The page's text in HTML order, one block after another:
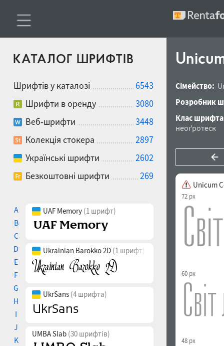
КАТАЛОГ ШРИФТІВ
Шрифтів у каталозі
6543
Шрифти в оренду
3080
Веб-шрифти
3448
Колекція стокера
2897
Українські шрифти
2602
Безкоштовні шрифти
269
A
B
C
D
E
F
G
H
I
J
K
UAF Memory (1 шрифт)
Ukrainian Barokko 2D (1 шрифт)
UkrSans (4 шрифта)
UMBA Slab (30 шрифтів)
Сімейство:
Розробник
Клас
неоґротеск
Unicum
72 px
60 px
48 px